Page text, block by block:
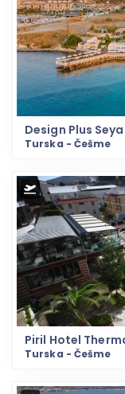
Design Plus
Turska - Češme
Piril Hotel
Turska - Češme